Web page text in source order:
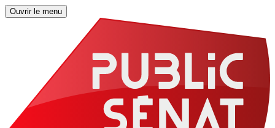
Ouvrir le menu